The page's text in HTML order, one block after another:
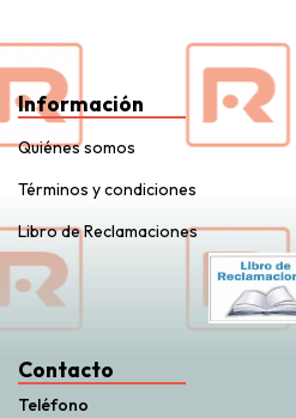
Información
Quiénes somos
Términos y condiciones
Libro de Reclamaciones
Contacto
Teléfono